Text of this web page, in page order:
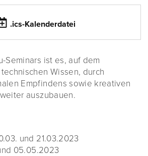
.ics-Kalenderdatei
Seminars ist es, auf dem
Wissen, durch
Empfindens sowie kreativen
auszubauen.
und 21.03.2023
05.05.2023